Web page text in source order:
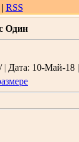
| RSS
Один
| Дата: 10-Май-18 |